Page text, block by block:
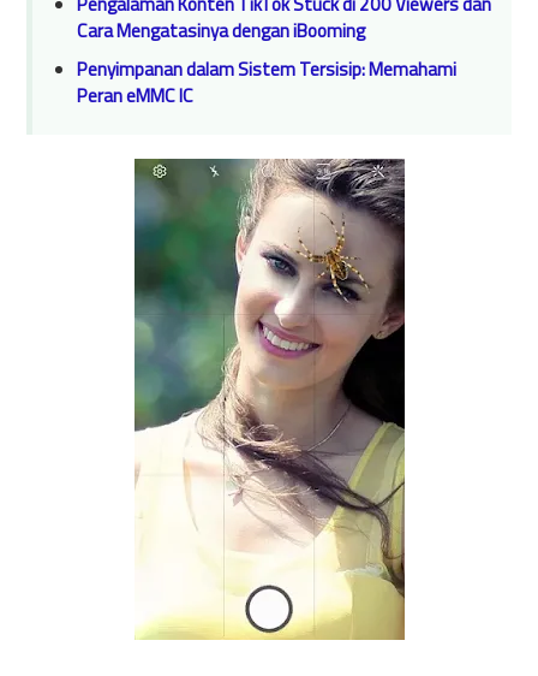
Cara Mengatasinya dengan iBooming
Penyimpanan dalam Sistem Tersisip: Memahami
Peran eMMC IC